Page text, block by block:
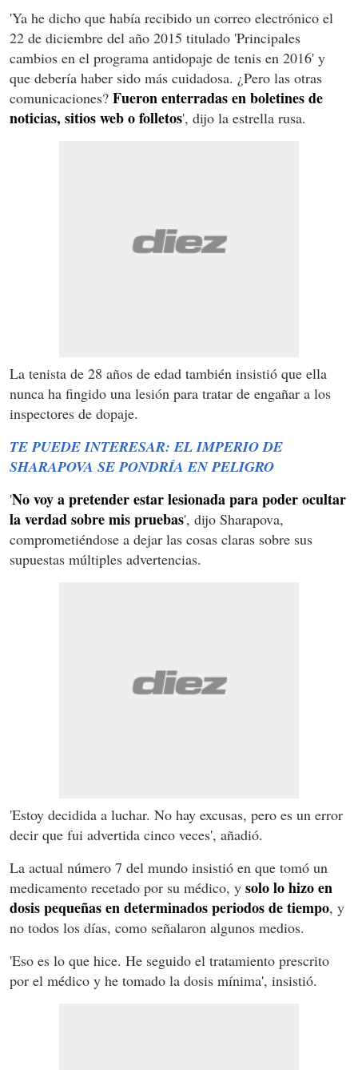
'Ya he dicho que había recibido un correo electrónico el
22 de diciembre del año 2015 titulado 'Principales
cambios en el programa antidopaje de tenis en 2016' y
que debería haber sido más cuidadosa. ¿Pero las otras
comunicaciones? Fueron enterradas en boletines de
noticias, sitios web o folletos', dijo la estrella rusa.
La tenista de 28 años de edad también insistió que ella
nunca ha fingido una lesión para tratar de engañar a los
inspectores de dopaje.
TE PUEDE INTERESAR: EL IMPERIO DE
SHARAPOVA SE PONDRÍA EN PELIGRO
'No voy a pretender estar lesionada para poder ocultar
la verdad sobre mis pruebas', dijo Sharapova,
comprometiéndose a dejar las cosas claras sobre sus
supuestas múltiples advertencias.
'Estoy decidida a luchar. No hay excusas, pero es un error
decir que fui advertida cinco veces', añadió.
La actual número 7 del mundo insistió en que tomó un
medicamento recetado por su médico, y solo lo hizo en
dosis pequeñas en determinados periodos de tiempo, y
no todos los días, como señalaron algunos medios.
'Eso es lo que hice. He seguido el tratamiento prescrito
por el médico y he tomado la dosis mínima', insistió.